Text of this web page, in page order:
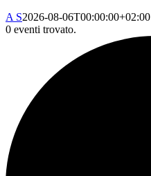
A S2026-08-06T00:00:00+02:00
0 eventi trovato.